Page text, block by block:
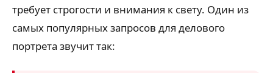
требует строгости и внимания к свету. Один из
самых популярных запросов для делового
портрета звучит так: